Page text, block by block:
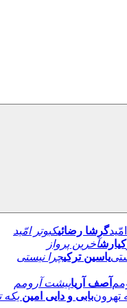
گرشا رضائیکبوتر امّید
کیارشآخرین پرواز
یاسین ترکیچرا نیستی
آصف آریاپیشت آرومم
بابی و دایی امین یکه